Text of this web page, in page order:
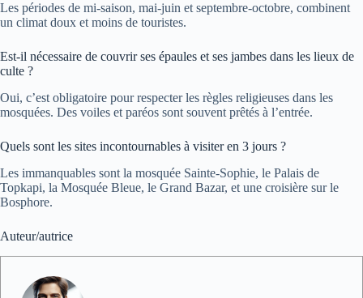
Les périodes de mi-saison, mai-juin et septembre-octobre, combinent
un climat doux et moins de touristes.
Est-il nécessaire de couvrir ses épaules et ses jambes dans les lieux de
culte ?
Oui, c’est obligatoire pour respecter les règles religieuses dans les
mosquées. Des voiles et paréos sont souvent prêtés à l’entrée.
Quels sont les sites incontournables à visiter en 3 jours ?
Les immanquables sont la mosquée Sainte-Sophie, le Palais de
Topkapi, la Mosquée Bleue, le Grand Bazar, et une croisière sur le
Bosphore.
Auteur/autrice